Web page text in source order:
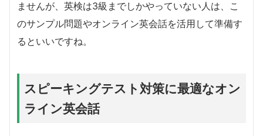
ませんが、英検は3級までしかやっていない人は、こ
のサンプル問題やオンライン英会話を活用して準備す
るといいですね。
スピーキングテスト対策に最適なオン
ライン英会話